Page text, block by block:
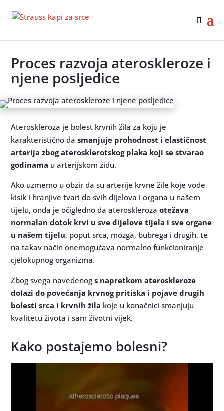
Proces razvoja ateroskleroze i
njene posljedice
Ateroskleroza je bolest krvnih žila za koju je
karakteristično dasmanjuje prohodnost i elastičnost
arterija zbog aterosklerotskog plaka koji se stvarao
godinama u arterijskom zidu.
Ako uzmemo u obzir da su arterije krvne žile koje vode
kisik i hranjive tvari do svih dijelova i organa u našem
tijelu, onda je očigledno da aterosklerozaotežava
normalan dotok krvi u sve dijelove tijela i sve organe
u našem tijelu, poput srca, mozga, bubrega i drugih, te
na takav način onemogućava normalno funkcioniranje
cjelokupnog organizma.
Zbog svega navedenogs napretkom ateroskleroze
dolazi do povećanja krvnog pritiska i pojave drugih
bolesti srca i krvnih žila koje u konačnici smanjuju
kvalitetu života i sam životni vijek.
Kako postajemo bolesni?